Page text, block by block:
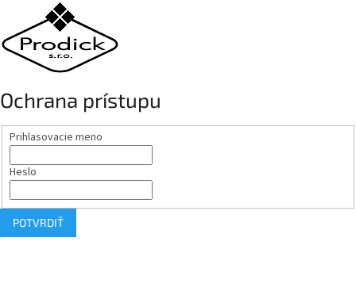
Ochrana prístupu
Prihlasovacie meno
Heslo
POTVRDIŤ